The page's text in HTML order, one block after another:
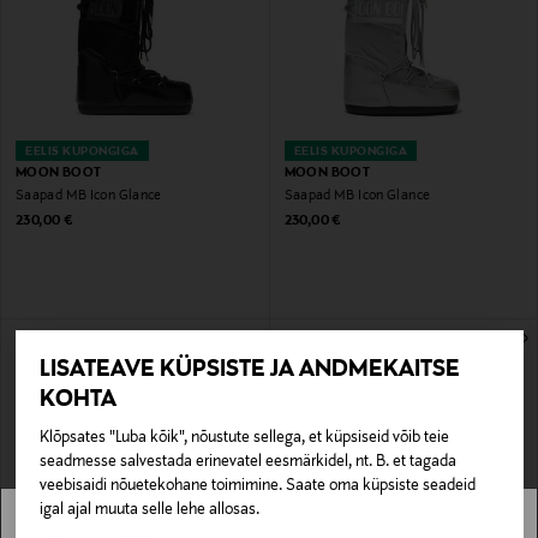
LISATEAVE KÜPSISTE JA ANDMEKAITSE
KOHTA
Klõpsates "Luba kõik", nõustute sellega, et küpsiseid võib teie
seadmesse salvestada erinevatel eesmärkidel, nt. B. et tagada
veebisaidi nõuetekohane toimimine. Saate oma küpsiste seadeid
igal ajal muuta selle lehe allosas.
EELIS KUPONGIGA
MOON BOOT
Saapad MB Icon Glance
Original Price
230,00 €
EELIS KUPONGIGA
MOON BOOT
Saapad MB Icon Glance
Original Price
230,00 €